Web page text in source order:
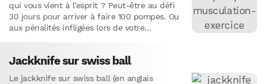
qui vous vient à l’esprit ? Peut-être au défi
30 jours pour arriver à faire 100 pompes. Ou
aux pénalités infligées lors de votre
Jackknife sur swiss ball
Le jackknife sur swiss ball (en anglais